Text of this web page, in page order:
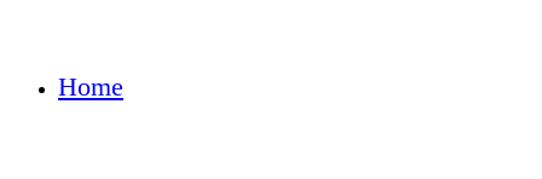
Home